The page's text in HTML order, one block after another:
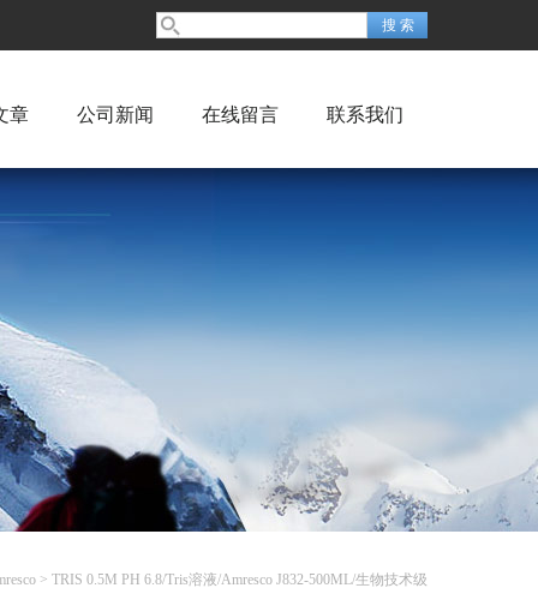
章 公司新闻 在线留言 联系我们
> TRIS 0.5M PH 6.8/Tris溶液/Amresco J832-500ML/生物技术级